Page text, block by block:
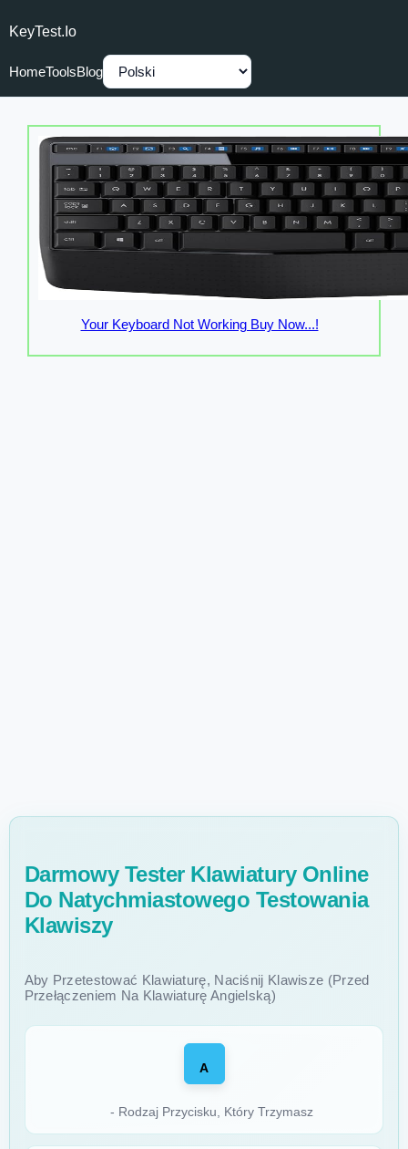
KeyTest.io
HomeToolsBlog
Your Keyboard Not Working Buy Now...!
Darmowy Tester Klawiatury Online
Do Natychmiastowego Testowania
Klawiszy
Aby Przetestować Klawiaturę, Naciśnij Klawisze (przed
Przełączeniem Na Klawiaturę Angielską)
A
- Rodzaj Przycisku, Który Trzymasz